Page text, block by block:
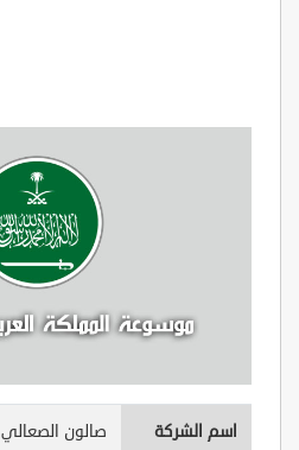
اسم الشركة صالون الصعالي